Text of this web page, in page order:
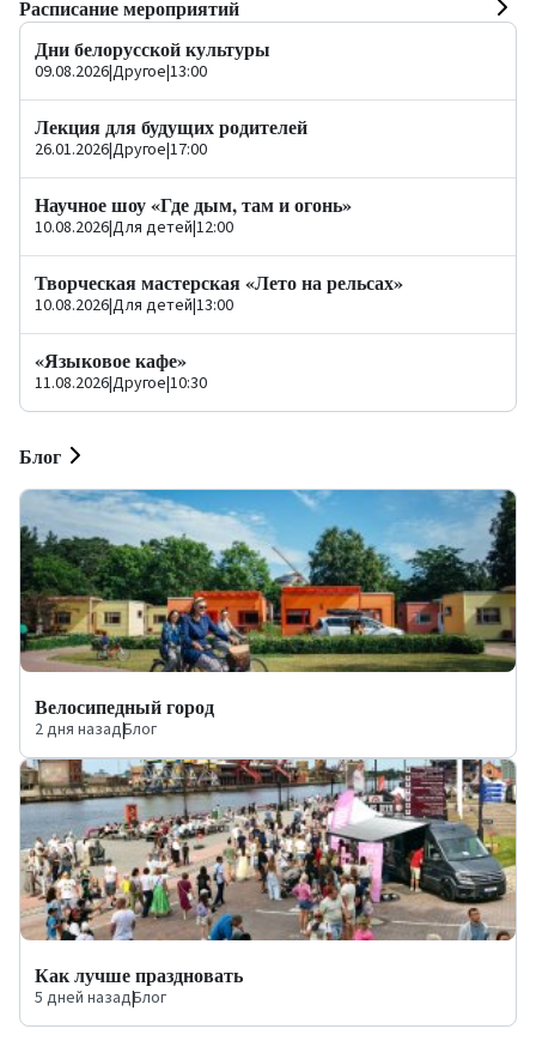
Расписание мероприятий
Дни белорусской культуры
09.08.2026|Другое|13:00
Лекция для будущих родителей
26.01.2026|Другое|17:00
Научное шоу «Где дым, там и огонь»
10.08.2026|Для детей|12:00
Творческая мастерская «Лето на рельсах»
10.08.2026|Для детей|13:00
«Языковое кафе»
11.08.2026|Другое|10:30
Блог
Велосипедный город
2 дня назад|Блог
Как лучше праздновать
5 дней назад|Блог